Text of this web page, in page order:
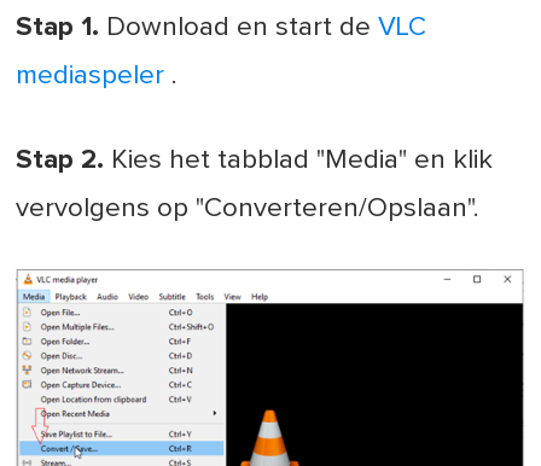
Stap 1. Download en start deVLC
mediaspeler .
Stap 2. Kies het tabblad "Media" en klik
vervolgens op "Converteren/Opslaan".